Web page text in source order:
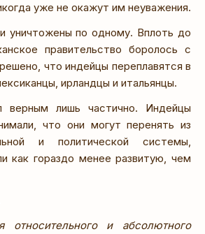
уже не окажут им неуважения.
уничтожены по одному. Вплоть до
правительство боролось с
что индейцы переплавятся в
ирландцы и итальянцы.
лишь частично. Индейцы
что они могут перенять из
и политической системы,
как гораздо менее развитую, чем
относительного и абсолютного